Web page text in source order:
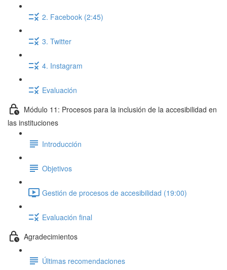
2. Facebook (2:45)
3. Twitter
4. Instagram
Evaluación
Módulo 11: Procesos para la inclusión de la accesibilidad en
las instituciones
Introducción
Objetivos
Gestión de procesos de accesibilidad (19:00)
Evaluación final
Agradecimientos
Últimas recomendaciones